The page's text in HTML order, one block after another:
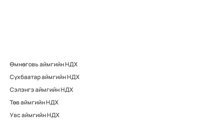
Өмнөговь аймгийн НДХ
Сүхбаатар аймгийн НДХ
Сэлэнгэ аймгийн НДХ
Төв аймгийн НДХ
Увс аймгийн НДХ